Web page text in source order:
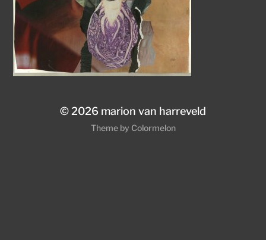
© 2026 marion van harreveld
Theme by Colormelon